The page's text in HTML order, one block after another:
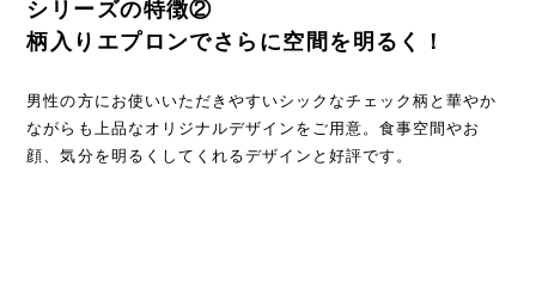
シリーズの特徴②
柄入りエプロンでさらに空間を明るく！
男性の方にお使いいただきやすいシックなチェック柄と華やか
ながらも上品なオリジナルデザインをご用意。食事空間やお
顔、気分を明るくしてくれるデザインと好評です。